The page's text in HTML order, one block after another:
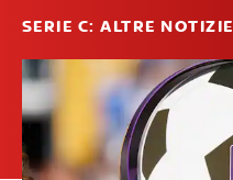
SERIE C: ALTRE NOTIZIE